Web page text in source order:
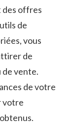
des offres⁤
de
vous
de
de vente.
de votre
votre